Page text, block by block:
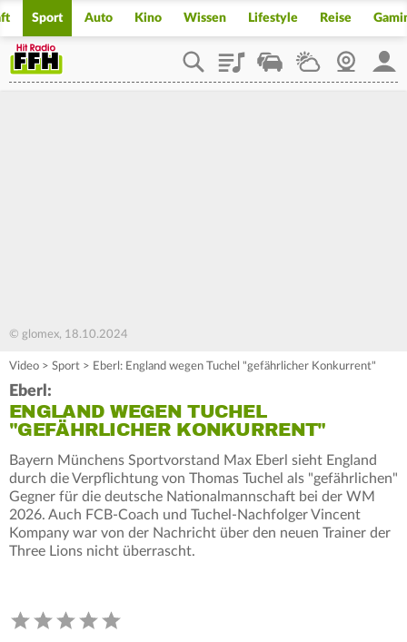
Sport Auto Kino Wissen Lifestyle Reise
PlaylistStaupilotWetterWebcam
© glomex, 18.10.2024
Video > Sport > Eberl: England wegen Tuchel "gefährlicher Konkurrent"
Eberl:
ENGLAND WEGEN TUCHEL
"GEFÄHRLICHER KONKURRENT"
Bayern Münchens Sportvorstand Max Eberl sieht England
durch die Verpflichtung von Thomas Tuchel als "gefährlichen"
Gegner für die deutsche Nationalmannschaft bei der WM
2026. Auch FCB-Coach und Tuchel-Nachfolger Vincent
Kompany war von der Nachricht über den neuen Trainer der
Three Lions nicht überrascht.